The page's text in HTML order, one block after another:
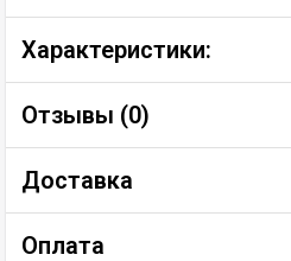
Характеристики:
Отзывы (0)
Доставка
Оплата